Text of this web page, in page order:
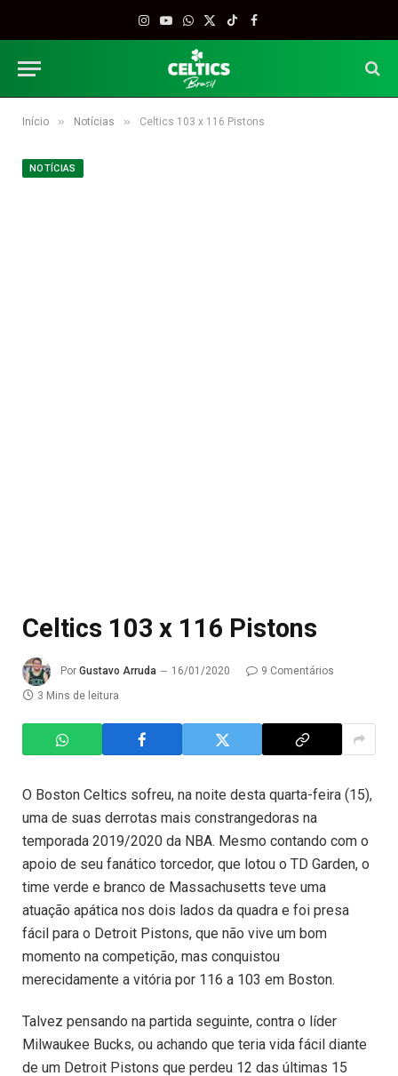
Instagram
YouTube
WhatsApp
X
TikTokFacebook
Início » Notícias » Celtics 103 x 116 Pistons
NOTÍCIAS
Celtics 103 x 116 Pistons
Por Gustavo Arruda 16/01/2020
9 Comentários
3 Mins de leitura
O Boston Celtics sofreu, na noite desta quarta-feira (15),
uma de suas derrotas mais constrangedoras na
temporada 2019/2020 da NBA. Mesmo contando com o
apoio de seu fanático torcedor, que lotou o TD Garden, o
time verde e branco de Massachusetts teve uma
atuação apática nos dois lados da quadra e foi presa
fácil para o Detroit Pistons, que não vive um bom
momento na competição, mas conquistou
merecidamente a vitória por 116 a 103 em Boston.
Talvez pensando na partida seguinte, contra o líder
Milwaukee Bucks, ou achando que teria vida fácil diante
de um Detroit Pistons que perdeu 12 das últimas 15